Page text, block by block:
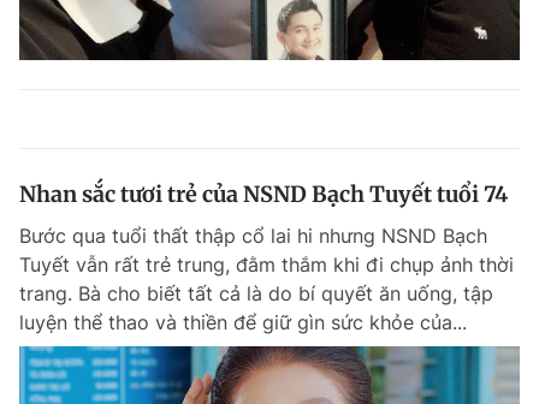
Nhan sắc tươi trẻ của NSND Bạch Tuyết tuổi 74
Bước qua tuổi thất thập cổ lai hi nhưng NSND Bạch
Tuyết vẫn rất trẻ trung, đằm thắm khi đi chụp ảnh thời
trang. Bà cho biết tất cả là do bí quyết ăn uống, tập
luyện thể thao và thiền để giữ gìn sức khỏe của...